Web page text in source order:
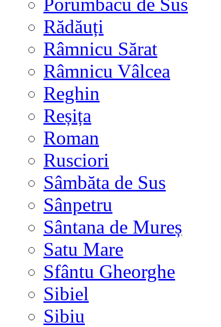
Rădăuți
Râmnicu Sărat
Râmnicu Vâlcea
Reghin
Reșița
Roman
Rusciori
Sâmbăta de Sus
Sânpetru
Sântana de Mureș
Satu Mare
Sfântu Gheorghe
Sibiel
Sibiu